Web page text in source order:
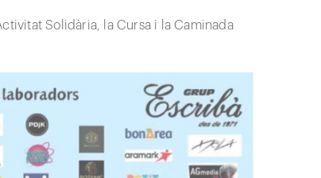
Solidària, la Cursa i la Caminada